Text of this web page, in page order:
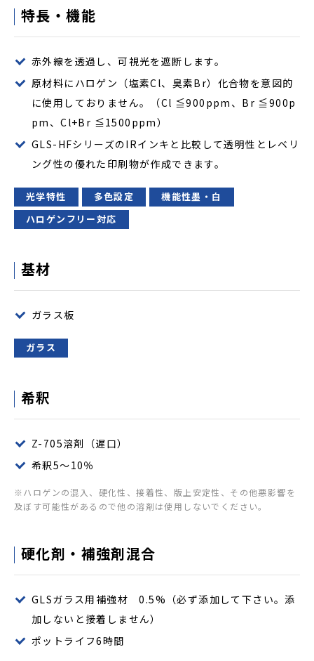
特長・機能
赤外線を透過し、可視光を遮断します。
原材料にハロゲン（塩素Cl、臭素Br）化合物を意図的
に使用しておりません。（Cl ≦900ppm、Br ≦900p
pm、Cl+Br ≦1500ppm）
GLS-HFシリーズのIRインキと比較して透明性とレベリ
ング性の優れた印刷物が作成できます。
光学特性 多色設定
機能性墨・白
ハロゲンフリー対応
基材
ガラス板
ガラス
希釈
Z-705溶剤（遅口）
希釈5～10％
※ハロゲンの混入、硬化性、接着性、版上安定性、その他悪影響を
及ぼす可能性があるので他の溶剤は使用しないでください。
硬化剤・補強剤混合
GLSガラス用補強材 0.5%（必ず添加して下さい。添
加しないと接着しません）
ポットライフ6時間